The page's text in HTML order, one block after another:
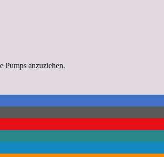
Pumps anzuziehen.